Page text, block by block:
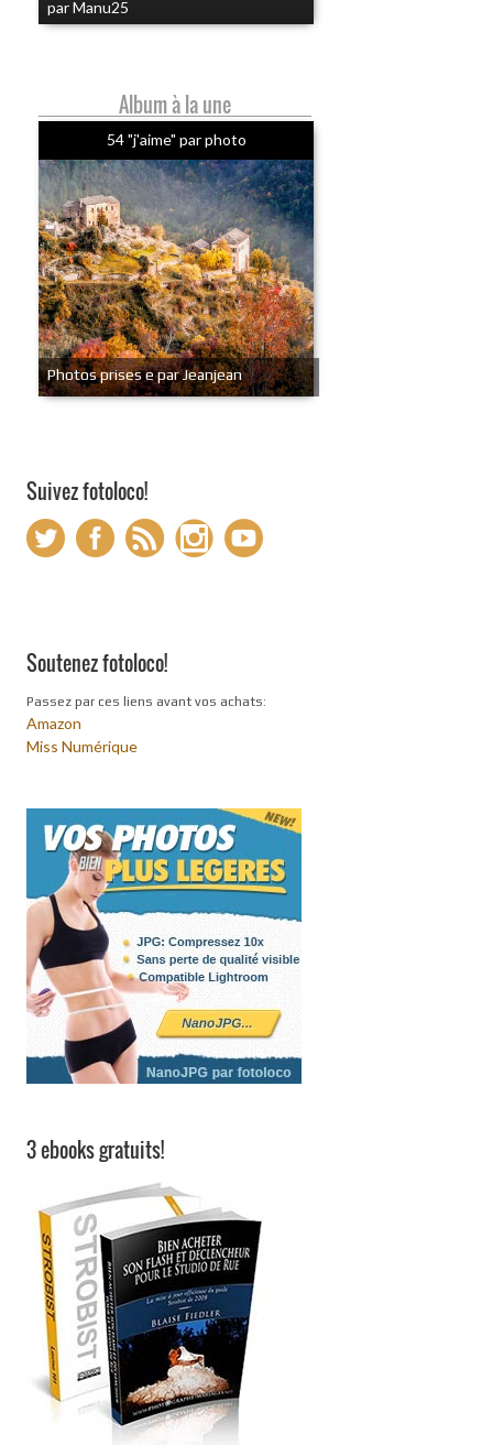
par Manu25
Album à la une
54 "j'aime" par photo
Photos prises e par Jeanjean
Suivez fotoloco!
Soutenez fotoloco!
Passez par ces liens avant vos achats:
Amazon
Miss Numérique
3 ebooks gratuits!